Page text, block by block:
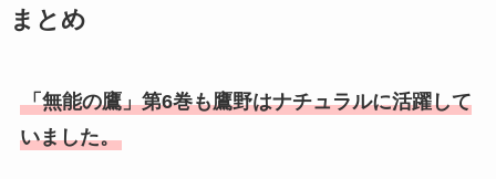
まとめ
「無能の鷹」第6巻も鷹野はナチュラルに活躍して
いました。